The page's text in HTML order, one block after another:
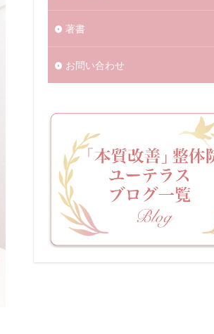
著書
お問い合わせ